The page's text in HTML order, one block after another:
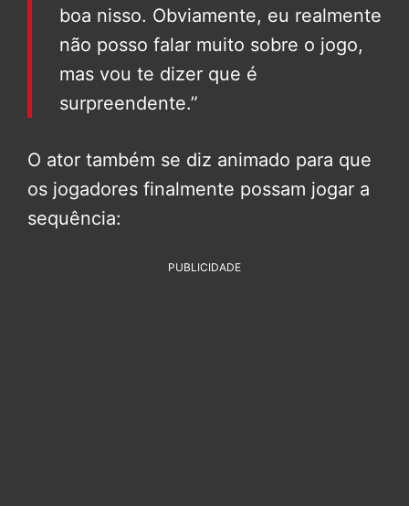
boa nisso. Obviamente, eu realmente
não posso falar muito sobre o jogo,
mas vou te dizer que é
surpreendente.”
O ator também se diz animado para que
os jogadores finalmente possam jogar a
sequência:
PUBLICIDADE